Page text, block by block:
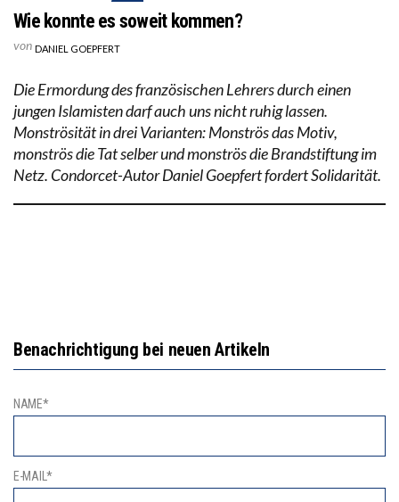
Wie konnte es soweit kommen?
von DANIEL GOEPFERT
Die Ermordung des französischen Lehrers durch einen
jungen Islamisten darf auch uns nicht ruhig lassen.
Monströsität in drei Varianten: Monströs das Motiv,
monströs die Tat selber und monströs die Brandstiftung im
Netz. Condorcet-Autor Daniel Goepfert fordert Solidarität.
Benachrichtigung bei neuen Artikeln
NAME*
E-MAIL*